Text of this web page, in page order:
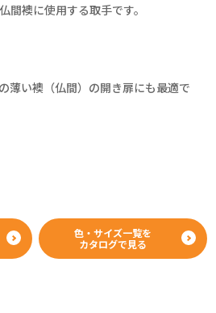
間襖に使用する取手です。
薄い襖（仏間）の開き扉にも最適で
色・サイズ一覧を
カタログで見る